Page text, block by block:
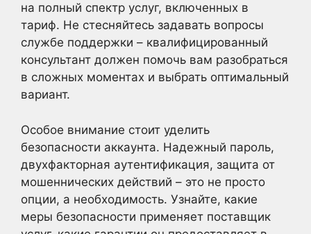
на полный спектр услуг, включенных в
тариф. Не стесняйтесь задавать вопросы
службе поддержки – квалифицированный
консультант должен помочь вам разобраться
в сложных моментах и выбрать оптимальный
вариант.
Особое внимание стоит уделить
безопасности аккаунта. Надежный пароль,
двухфакторная аутентификация, защита от
мошеннических действий – это не просто
опции, а необходимость. Узнайте, какие
меры безопасности применяет поставщик